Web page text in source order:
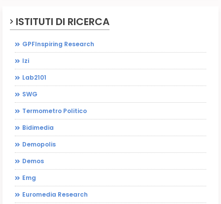
ISTITUTI DI RICERCA
GPFInspiring Research
Izi
Lab2101
SWG
Termometro Politico
Bidimedia
Demopolis
Demos
Emg
Euromedia Research